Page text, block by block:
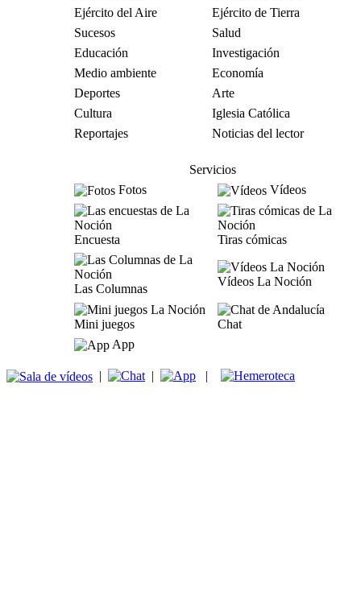
Ejército del Aire
Ejército de Tierra
Sucesos
Salud
Educación
Investigación
Medio ambiente
Economía
Deportes
Arte
Cultura
Iglesia Católica
Reportajes
Noticias del lector
Servicios
Fotos
Vídeos
Encuesta Tiras cómicas
Las Columnas
Vídeos La Noción
Mini juegos
Chat
App
| | |